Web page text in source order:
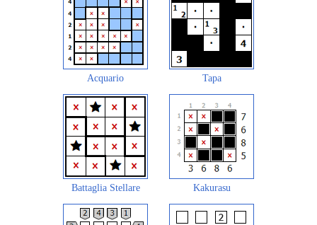
Acquario Tapa
Battaglia Stellare Kakurasu